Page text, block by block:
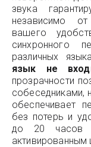
звука
независимо
вашего
синхронного
различных
язык не
прозрачности
собеседниками,
обеспечивает
без потерь и
до 20 часов